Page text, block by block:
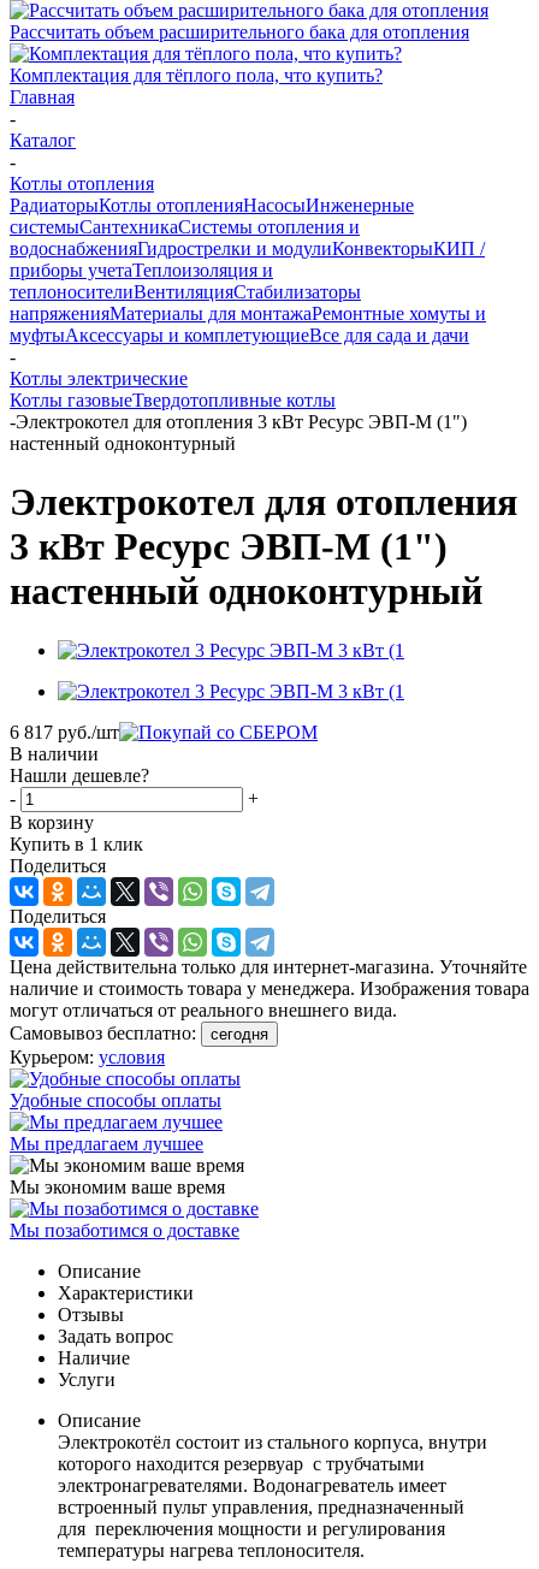
Рассчитать объем расширительного бака для отопления
Комплектация для тёплого пола, что купить?
Главная
-
Каталог
-
Котлы отопления
РадиаторыКотлы отопленияНасосыИнженерные
системыСантехникаСистемы отопления и
водоснабженияГидрострелки и модулиКонвекторыКИП /
приборы учетаТеплоизоляция и
теплоносителиВентиляцияСтабилизаторы
напряженияМатериалы для монтажаРемонтные хомуты и
муфтыАксессуары и комплетующиеВсе для сада и дачи
-
Котлы электрические
Котлы газовыеТвердотопливные котлы
-Электрокотел для отопления 3 кВт Ресурс ЭВП-М (1")
настенный одноконтурный
Электрокотел для отопления
3 кВт Ресурс ЭВП-М (1")
настенный одноконтурный
6 817 руб./шт
В наличии
Нашли дешевле?
-
+
В корзину
Купить в 1 клик
Поделиться
Поделиться
Цена действительна только для интернет-магазина. Уточняйте
наличие и стоимость товара у менеджера. Изображения товара
могут отличаться от реального внешнего вида.
Самовывоз бесплатно:
сегодня
Курьером: условия
Удобные способы оплаты
Мы предлагаем лучшее
Мы экономим ваше время
Мы позаботимся о доставке
Описание
Характеристики
Отзывы
Задать вопрос
Наличие
Услуги
Описание
Электрокотёл состоит из стального корпуса, внутри
которого находится резервуар с трубчатыми
электронагревателями. Водонагреватель имеет
встроенный пульт управления, предназначенный
для переключения мощности и регулирования
температуры нагрева теплоносителя.